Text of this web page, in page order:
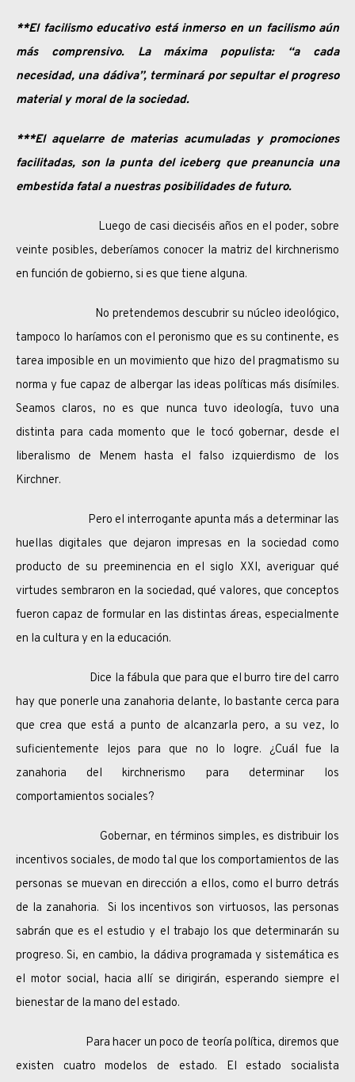
**El facilismo educativo está inmerso en un facilismo aún
más comprensivo. La máxima populista: “a cada
necesidad, una dádiva”, terminará por sepultar el progreso
material y moral de la sociedad.
***El aquelarre de materias acumuladas y promociones
facilitadas, son la punta del iceberg que preanuncia una
embestida fatal a nuestras posibilidades de futuro.
Luego de casi dieciséis años en el poder, sobre
veinte posibles, deberíamos conocer la matriz del kirchnerismo
en función de gobierno, si es que tiene alguna.
No pretendemos descubrir su núcleo ideológico,
tampoco lo haríamos con el peronismo que es su continente, es
tarea imposible en un movimiento que hizo del pragmatismo su
norma y fue capaz de albergar las ideas políticas más disímiles.
Seamos claros, no es que nunca tuvo ideología, tuvo una
distinta para cada momento que le tocó gobernar, desde el
liberalismo de Menem hasta el falso izquierdismo de los
Kirchner.
Pero el interrogante apunta más a determinar las
huellas digitales que dejaron impresas en la sociedad como
producto de su preeminencia en el siglo XXI, averiguar qué
virtudes sembraron en la sociedad, qué valores, que conceptos
fueron capaz de formular en las distintas áreas, especialmente
en la cultura y en la educación.
Dice la fábula que para que el burro tire del carro
hay que ponerle una zanahoria delante, lo bastante cerca para
que crea que está a punto de alcanzarla pero, a su vez, lo
suficientemente lejos para que no lo logre. ¿Cuál fue la
zanahoria del kirchnerismo para determinar los
comportamientos sociales?
Gobernar, en términos simples, es distribuir los
incentivos sociales, de modo tal que los comportamientos de las
personas se muevan en dirección a ellos, como el burro detrás
de la zanahoria. Si los incentivos son virtuosos, las personas
sabrán que es el estudio y el trabajo los que determinarán su
progreso. Si, en cambio, la dádiva programada y sistemática es
el motor social, hacia allí se dirigirán, esperando siempre el
bienestar de la mano del estado.
Para hacer un poco de teoría política, diremos que
existen cuatro modelos de estado. El estado socialista